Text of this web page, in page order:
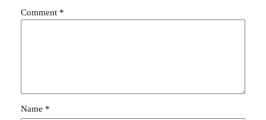
Comment *
Name *